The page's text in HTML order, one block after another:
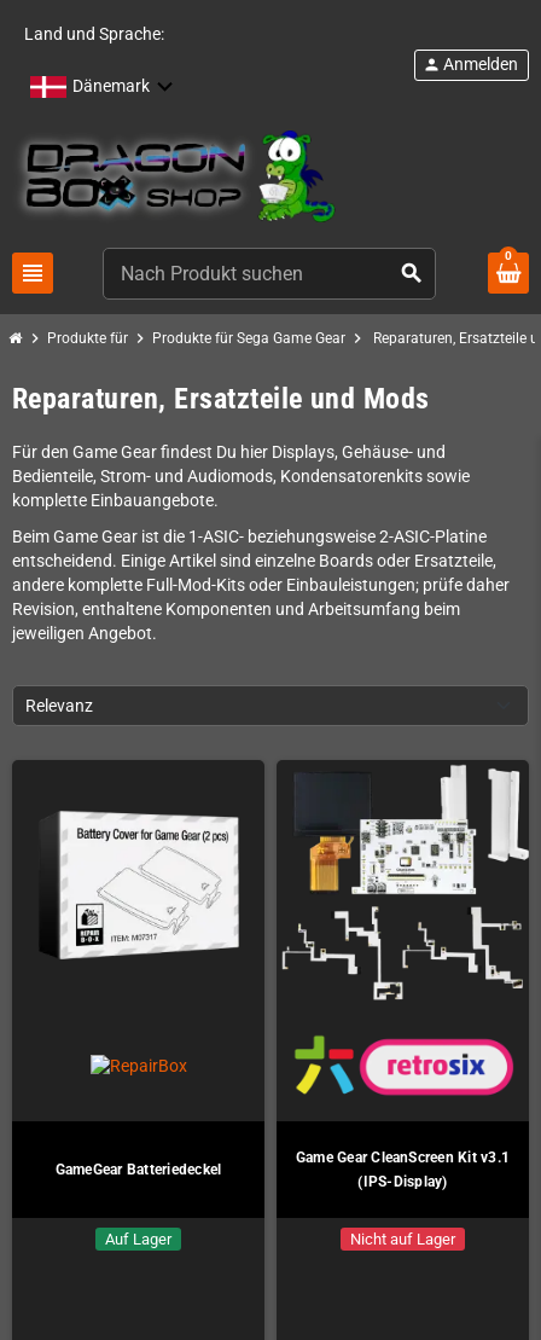
Land und Sprache:
Dänemark
view_headline search
person Anmelden
0
chevron_right Produkte für chevron_right Produkte für Sega Game Gear chevron_right Reparaturen, Ersatzteile
Reparaturen, Ersatzteile und Mods
Für den Game Gear findest Du hier Displays, Gehäuse- und
Bedienteile, Strom- und Audiomods, Kondensatorenkits sowie
komplette Einbauangebote.
Beim Game Gear ist die 1-ASIC- beziehungsweise 2-ASIC-Platine
entscheidend. Einige Artikel sind einzelne Boards oder Ersatzteile,
andere komplette Full-Mod-Kits oder Einbauleistungen; prüfe daher
Revision, enthaltene Komponenten und Arbeitsumfang beim
jeweiligen Angebot.
Relevanz
GameGear Batteriedeckel
Auf Lager
Game Gear CleanScreen Kit v3.1
(IPS-Display)
Nicht auf Lager